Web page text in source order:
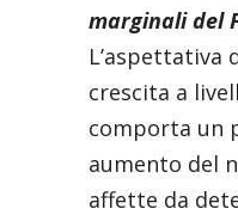
marginali del
L’aspettativa
crescita a
comporta un
aumento del
affette da